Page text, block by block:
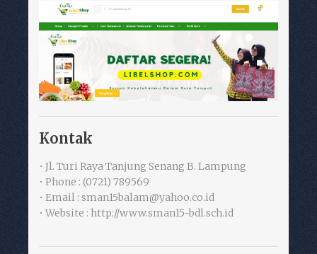
Kontak
• Jl. Turi Raya Tanjung Senang B. Lampung
• Phone : (0721) 789569
• Email : sman15balam@yahoo.co.id
• Website : http://www.sman15-bdl.sch.id